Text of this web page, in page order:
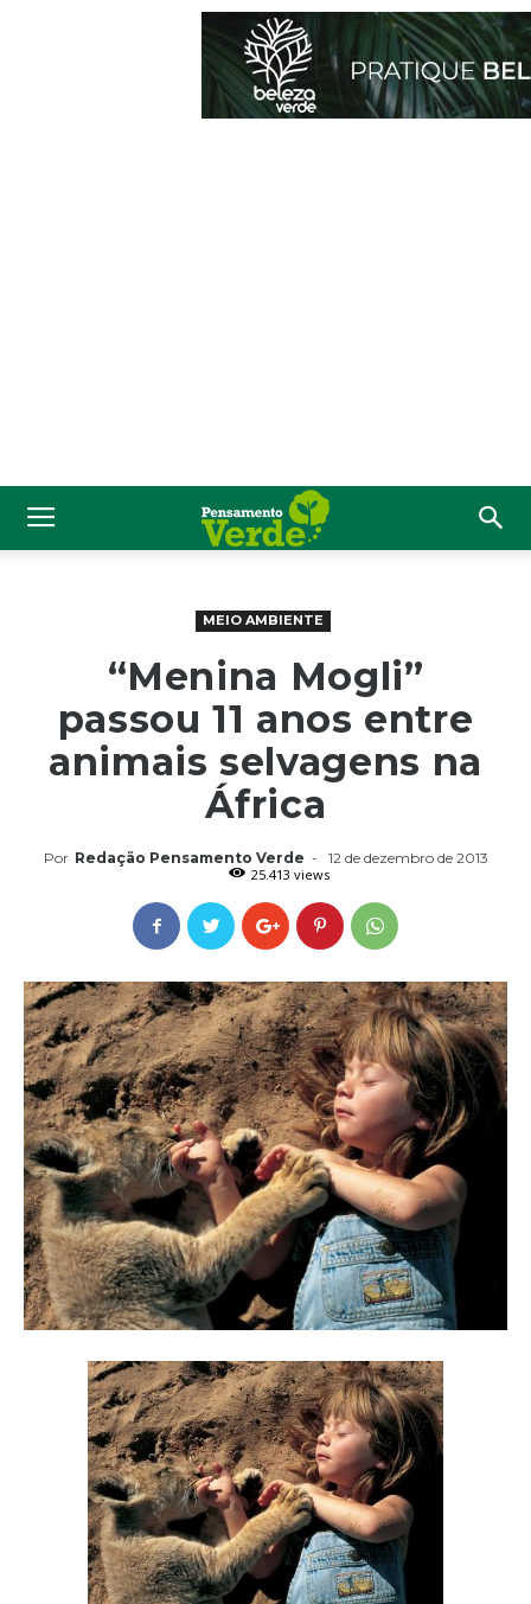
MEIO AMBIENTE
“Menina Mogli”
passou 11 anos entre
animais selvagens na
África
Por Redação Pensamento Verde -
12 de dezembro de 2013
25.413 views